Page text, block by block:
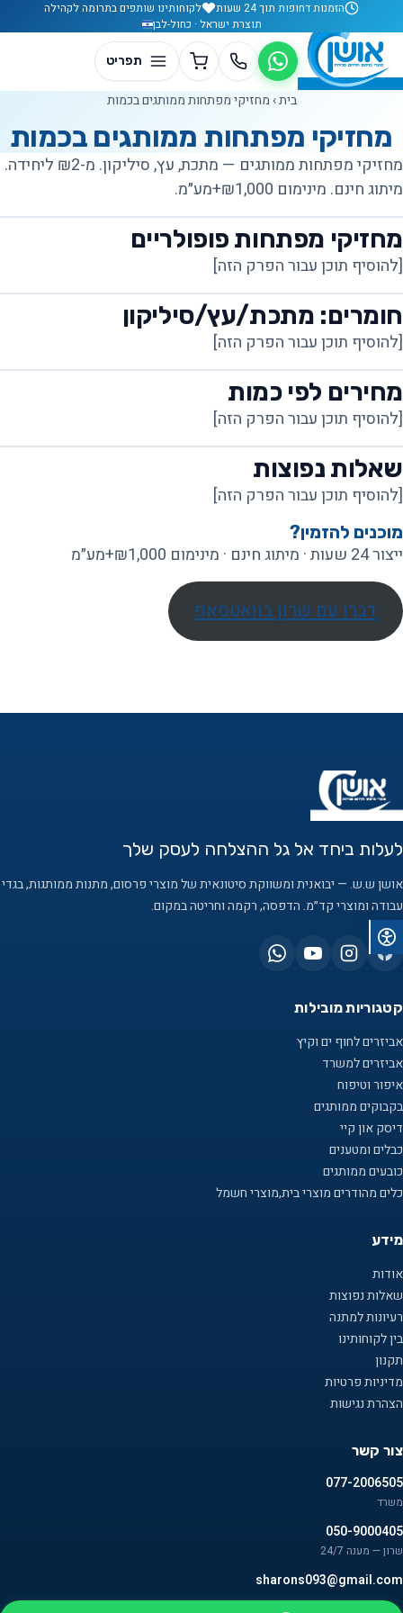
דלג לתוכןהזמנות דחופות תוך 24 שעות
לקוחותינו שותפים בתרומה לקהילה
תוצרת ישראל · כחול-לבן
בית› מחזיקי מפתחות ממותגים בכמות
מחזיקי מפתחות ממותגים בכמות
מחזיקי מפתחות ממותגים — מתכת, עץ, סיליקון. מ-₪2 ליחידה.
מיתוג חינם. מינימום ₪1,000+מע״מ.
מחזיקי מפתחות פופולריים
[להוסיף תוכן עבור הפרק הזה]
חומרים: מתכת/עץ/סיליקון
[להוסיף תוכן עבור הפרק הזה]
מחירים לפי כמות
[להוסיף תוכן עבור הפרק הזה]
שאלות נפוצות
[להוסיף תוכן עבור הפרק הזה]
מוכנים להזמין?
ייצור 24 שעות · מיתוג חינם · מינימום ₪1,000+מע״מ
דברו עם שרון בוואטסאפ
לעלות ביחד אל גל ההצלחה לעסק שלך
אושן ש.ש. — יבואנית ומשווקת סיטונאית של מוצרי פרסום, מתנות ממותגות, בגדי
עבודה ומוצרי קד״מ. הדפסה, רקמה וחריטה במקום.
קטגוריות מובילות
אביזרים לחוף ים וקיץ
אביזרים למשרד
איפור וטיפוח
בקבוקים ממותגים
דיסק און קיי
כבלים ומטענים
כובעים ממותגים
כלים מהודרים מוצרי בית,מוצרי חשמל
מידע
אודות
שאלות נפוצות
רעיונות למתנה
בין לקוחותינו
תקנון
מדיניות פרטיות
הצהרת נגישות
צור קשר
077-2006505
משרד
050-9000405
שרון — מענה 24/7
sharons093@gmail.com